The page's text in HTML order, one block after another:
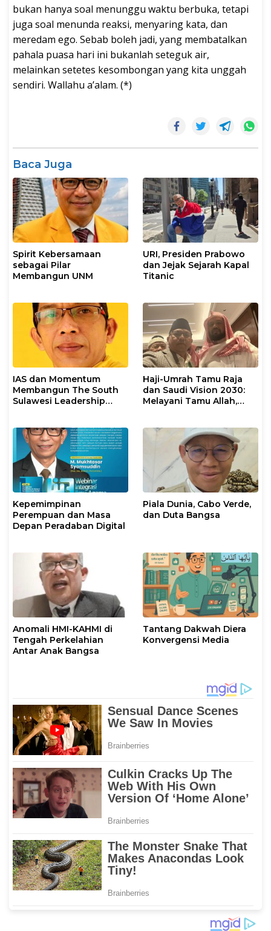
bukan hanya soal menunggu waktu berbuka, tetapi
juga soal menunda reaksi, menyaring kata, dan
meredam ego. Sebab boleh jadi, yang membatalkan
pahala puasa hari ini bukanlah seteguk air,
melainkan setetes kesombongan yang kita unggah
sendiri. Wallahu a’alam. (*)
Baca Juga
Spirit Kebersamaan
sebagai Pilar
Membangun UNM
URI, Presiden Prabowo
dan Jejak Sejarah Kapal
Titanic
IAS dan Momentum
Membangun The South
Sulawesi Leadership
Haji-Umrah Tamu Raja
dan Saudi Vision 2030:
Melayani Tamu Allah,
Islam
Kepemimpinan
Perempuan dan Masa
Depan Peradaban Digital
Piala Dunia, Cabo Verde,
dan Duta Bangsa
Anomali HMI-KAHMI di
Tengah Perkelahian
Antar Anak Bangsa
Tantang Dakwah Diera
Konvergensi Media